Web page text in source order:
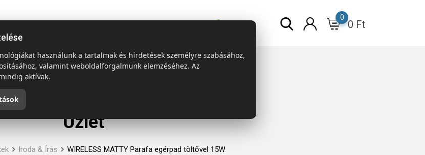
Emblémázás és szállítás Tech = Kedvező ár ESG 0 Ft
0
Üzlet
Iroda & Írás WIRELESS MATTY Parafa egérpad töltővel 15W
használunk a tartalmak és hirdetések személyre szabásához,
valamint weboldalforgalmunk elemzéséhez. Az
aktívak.